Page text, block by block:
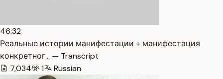
46:32
Реальные истории манифестации + манифестация
конкретног… — Transcript
7,034
1 Russian